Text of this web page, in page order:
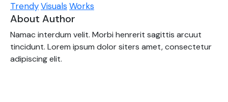
TrendyVisualsWorks
About Author
Namac interdum velit. Morbi henrerit sagittis arcuut
tincidunt. Lorem ipsum dolor siters amet, consectetur
adipiscing elit.